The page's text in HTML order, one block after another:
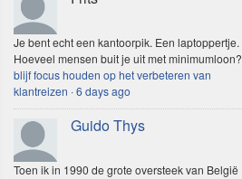
Je bent echt een kantoorpik. Een laptoppertje.
Hoeveel mensen buit je uit met minimumloon?
blijf focus houden op het verbeteren van
klantreizen ·6 days ago
Guido Thys
Toen ik in 1990 de grote oversteek van België